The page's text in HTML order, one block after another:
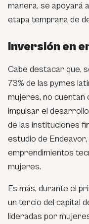
manera, se apoyará
etapa temprana de
Inversión en
Cabe destacar que,
73% de las pymes
mujeres, no
impulsar el
de las instituciones
estudio de
emprendimientos
mujeres.
Es más, durante el
un tercio del capital
lideradas por